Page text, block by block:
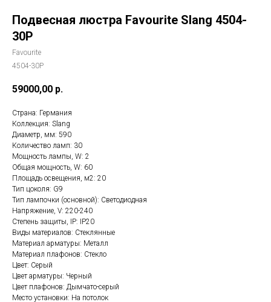
Подвесная люстра Favourite Slang 4504-
30P
Favourite
4504-30P
59000,00 р.
Страна: Германия
Коллекция: Slang
Диаметр, мм: 590
Количество ламп: 30
Мощность лампы, W: 2
Общая мощность, W: 60
Площадь освещения, м2: 20
Тип цоколя: G9
Тип лампочки (основной): Светодиодная
Напряжение, V: 220-240
Степень защиты, IP: IP20
Виды материалов: Стеклянные
Материал арматуры: Металл
Материал плафонов: Стекло
Цвет: Серый
Цвет арматуры: Черный
Цвет плафонов: Дымчато-серый
Место установки: На потолок